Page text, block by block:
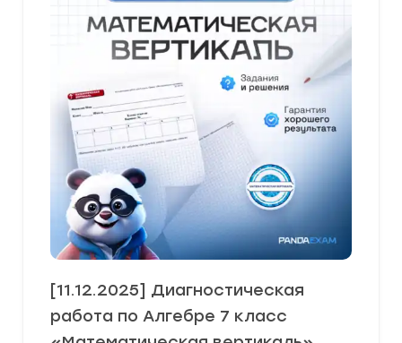
[11.12.2025] Диагностическая
работа по Алгебре 7 класс